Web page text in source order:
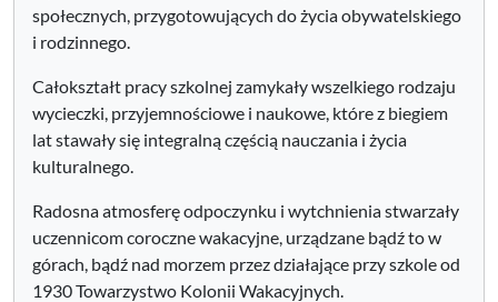
społecznych, przygotowujących do życia obywatelskiego
i rodzinnego.
Całokształt pracy szkolnej zamykały wszelkiego rodzaju
wycieczki, przyjemnościowe i naukowe, które z biegiem
lat stawały się integralną częścią nauczania i życia
kulturalnego.
Radosna atmosferę odpoczynku i wytchnienia stwarzały
uczennicom coroczne wakacyjne, urządzane bądź to w
górach, bądź nad morzem przez działające przy szkole od
1930 Towarzystwo Kolonii Wakacyjnych.